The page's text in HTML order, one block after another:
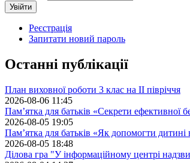
Реєстрація
Запитати новий пароль
Останні публікації
План виховної роботи 3 клас на II півріччя
2026-08-06 11:45
Пам’ятка для батьків «Секрети ефективної
2026-08-05 19:05
Пам’ятка для батьків «Як допомогти
2026-08-05 18:48
Ділова гра "У інформаційному центрі